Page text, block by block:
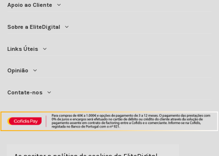
Apoio ao Cliente
Sobre a EliteDigital
Links Úteis
Opinião
Contate-nos